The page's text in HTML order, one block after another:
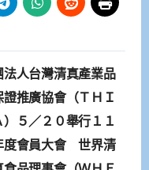
法人台灣清真產業品
證推廣協會（ＴＨＩ
）５／２０舉行１１
度會員大會 世界清